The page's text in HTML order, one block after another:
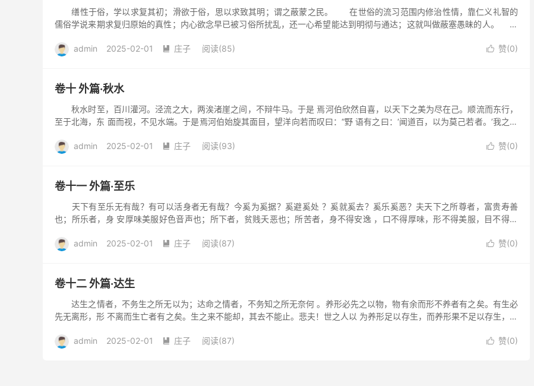
缮性于俗，学以求复其初；滑欲于俗，思以求致其明；谓之蔽蒙之民。 在世俗的流习范围内修治性情，靠仁义礼智的
儒俗学说来期求复归原始的真性；内心欲念早已被习俗所扰乱，还一心希望能达到明彻与通达；这就叫做蔽塞愚昧的人。
 赞(0)
admin 2025-02-01  庄子 阅读(85)
卷十 外篇·秋水
秋水时至，百川灌河。泾流之大，两涘渚崖之间，不辩牛马。于是 焉河伯欣然自喜，以天下之美为尽在己。顺流而东行，
至于北海，东 面而视，不见水端。于是焉河伯始旋其面目，望洋向若而叹曰：“野 语有之曰：‘闻道百，以为莫己若者。’我之谓
 赞(0)
admin 2025-02-01  庄子 阅读(93)
卷十一 外篇·至乐
天下有至乐无有哉？有可以活身者无有哉？今奚为奚据？奚避奚处 ？奚就奚去？奚乐奚恶？夫天下之所尊者，富贵寿善
也；所乐者，身 安厚味美服好色音声也；所下者，贫贱夭恶也；所苦者，身不得安逸 ，口不得厚味，形不得美服，目不得好
 赞(0)
admin 2025-02-01  庄子 阅读(87)
卷十二 外篇·达生
达生之情者，不务生之所无以为；达命之情者，不务知之所无奈何 。养形必先之以物，物有余而形不养者有之矣。有生必
先无离形，形 不离而生亡者有之矣。生之来不能却，其去不能止。悲夫！世之人以 为养形足以存生，而养形果不足以存生，则
 赞(0)
admin 2025-02-01  庄子 阅读(87)